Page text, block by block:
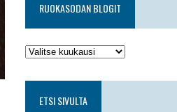
RUOKASODAN BLOGIT
ETSI SIVULTA